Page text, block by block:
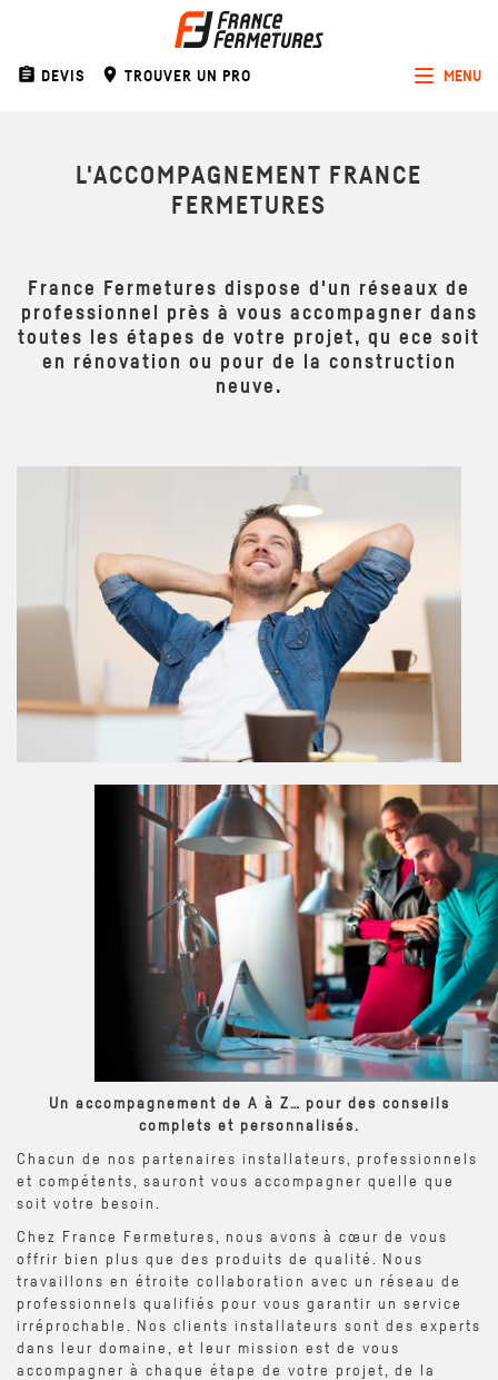
Toggle
MENU
assignment DEVIS room TROUVER UN PRO
L'ACCOMPAGNEMENT FRANCE
FERMETURES
France Fermetures dispose d'un réseaux de
professionnel près à vous accompagner dans
toutes les étapes de votre projet, qu ece soit
en rénovation ou pour de la construction
neuve.
Un accompagnement de A à Z… pour des conseils
complets et personnalisés.
Chacun de nos partenaires installateurs, professionnels
et compétents, sauront vous accompagner quelle que
soit votre besoin.
Chez France Fermetures, nous avons à cœur de vous
offrir bien plus que des produits de qualité. Nous
travaillons en étroite collaboration avec un réseau de
professionnels qualifiés pour vous garantir un service
irréprochable. Nos clients installateurs sont des experts
dans leur domaine, et leur mission est de vous
accompagner à chaque étape de votre projet, de la